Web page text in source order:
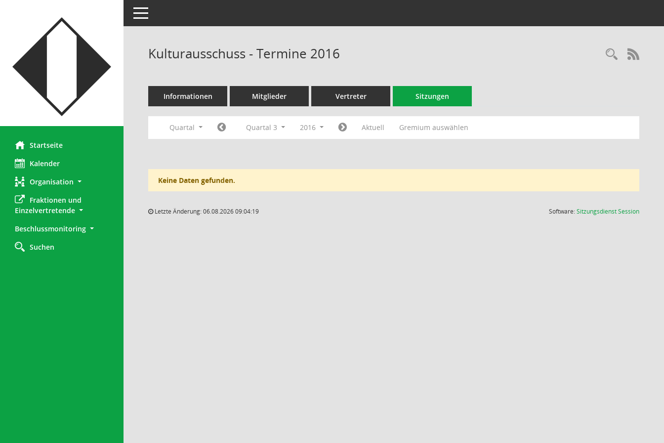
Startseite
Kalender
Organisation
Fraktionen und
Einzelvertretende
Beschlussmonitoring
Suchen
Toggle navigation
Kulturausschuss - Termine 2016
Informationen Mitglieder Vertreter Sitzungen
Quartal Quartal 3 2016 Aktuell Gremium auswählen
Keine Daten gefunden.
Letzte Änderung: 06.08.2026 09:04:19 Software:SitzungsdienstSession(Wird in